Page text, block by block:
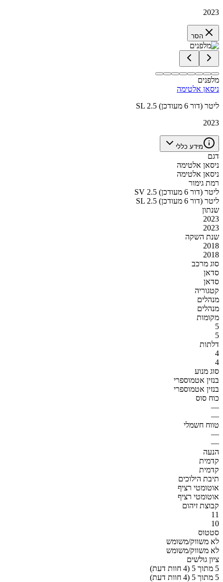
2023
הסר
מלפנים
ניסאן אלטימה
SL 2.5 ליטר (דור 6 מעודכן)
2023
מידע כללי
דגם
ניסאן אלטימה
ניסאן אלטימה
רמת גימור
SV 2.5 ליטר (דור 6 מעודכן)
SL 2.5 ליטר (דור 6 מעודכן)
שנתון
2023
2023
שנת השקה
2018
2018
סוג מרכב
סדאן
סדאן
קטגוריה
מנהלים
מנהלים
מקומות
5
5
דלתות
4
4
סוג מנוע
בנזין אטמוספרי
בנזין אטמוספרי
כוח סוס
—
—
טווח חשמלי
—
—
הנעה
קדמית
קדמית
תיבת הילוכים
אוטומטי רציף
אוטומטי רציף
קבוצת זיהום
11
10
סטטוס
לא משווק/משומש
לא משווק/משומש
ציון גולשים
5 מתוך 5 (4 חוות דעת)
5 מתוך 5 (4 חוות דעת)